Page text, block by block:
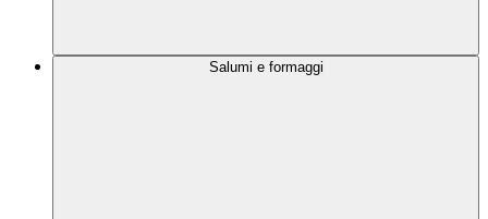
Salumi e formaggi